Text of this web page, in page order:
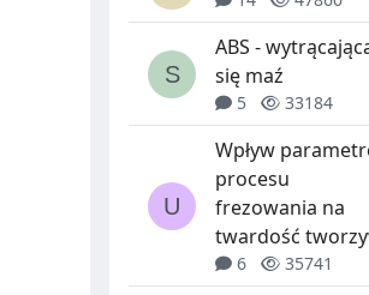
ABS -
się maź
5 33184
Wpływ
procesu
frezowania na
twardość
6 35741